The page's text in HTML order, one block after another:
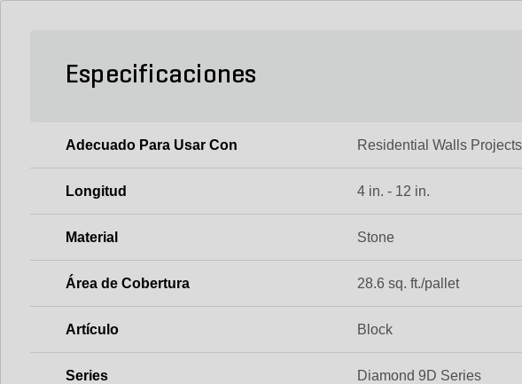
Especificaciones
Adecuado Para Usar Con Residential Walls Projects
Longitud 4 in. - 12 in.
Material Stone
Área de Cobertura 28.6 sq. ft./pallet
Artículo Block
Series Diamond 9D Series